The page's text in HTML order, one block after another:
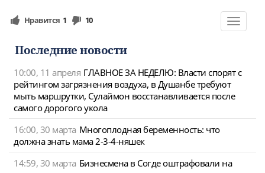
Toggle
Нравится 1 10
Последние новости
10:00, 11 апреля ГЛАВНОЕ ЗА НЕДЕЛЮ: Власти спорят с
рейтингом загрязнения воздуха, в Душанбе требуют
мыть маршрутки, Сулаймон восстанавливается после
самого дорогого укола
16:00, 30 марта Многоплодная беременность: что
должна знать мама 2-3-4-няшек
14:59, 30 марта Бизнесмена в Согде оштрафовали на